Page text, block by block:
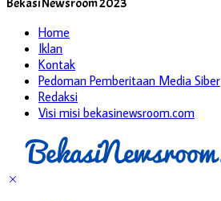
Home
Iklan
Kontak
Pedoman Pemberitaan Media Siber
Redaksi
Visi misi bekasinewsroom.com